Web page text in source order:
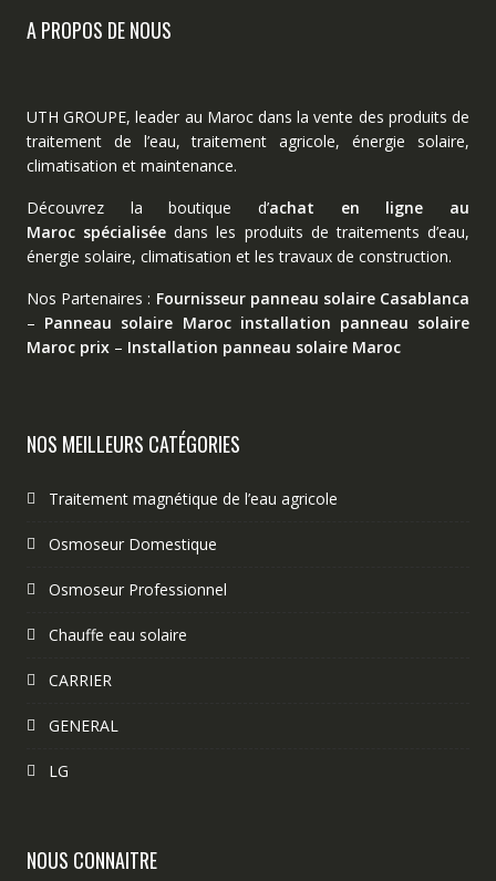
A PROPOS DE NOUS
UTH GROUPE, leader au Maroc dans la vente des produits de
traitement de l’eau, traitement agricole, énergie solaire,
climatisation et maintenance.
Découvrez la boutique d’achat en ligne au
Maroc spécialiséedans les produits de traitements d’eau,
énergie solaire, climatisation et les travaux de construction.
Nos Partenaires : Fournisseur panneau solaire Casablanca
– Panneau solaire Maroc installation panneau solaire
Maroc prix– Installation panneau solaire Maroc
NOS MEILLEURS CATÉGORIES
Traitement magnétique de l’eau agricole
Osmoseur Domestique
Osmoseur Professionnel
Chauffe eau solaire
CARRIER
GENERAL
LG
NOUS CONNAITRE